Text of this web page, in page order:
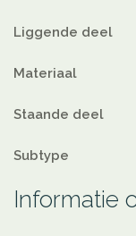
Liggende deel
Materiaal
Staande deel
Subtype
Informatie